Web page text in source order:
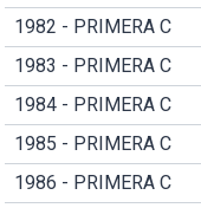
1982 - PRIMERA C
1983 - PRIMERA C
1984 - PRIMERA C
1985 - PRIMERA C
1986 - PRIMERA C